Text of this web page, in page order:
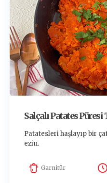
Salçalı Patates
Patatesleri haşlayıp bir
ezin.
Garnitür